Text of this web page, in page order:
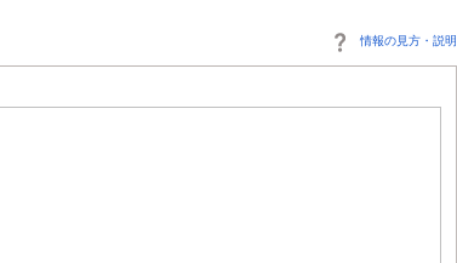
情報の見方・説明